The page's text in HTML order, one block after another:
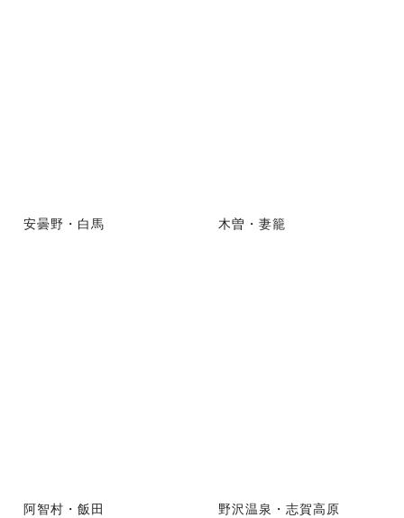
安曇野・白馬 木曽・妻籠
阿智村・飯田 野沢温泉・志賀高原